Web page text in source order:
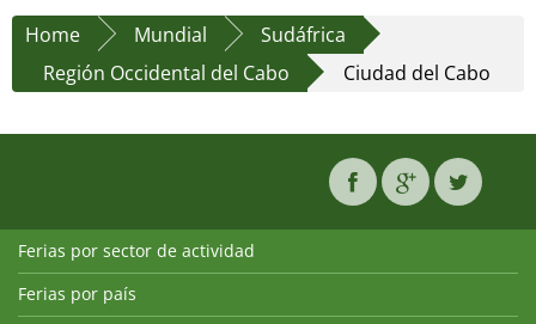
Home
Mundial
Sudáfrica
Región Occidental del Cabo
Ciudad del Cabo
Ferias por sector de actividad
Ferias por país